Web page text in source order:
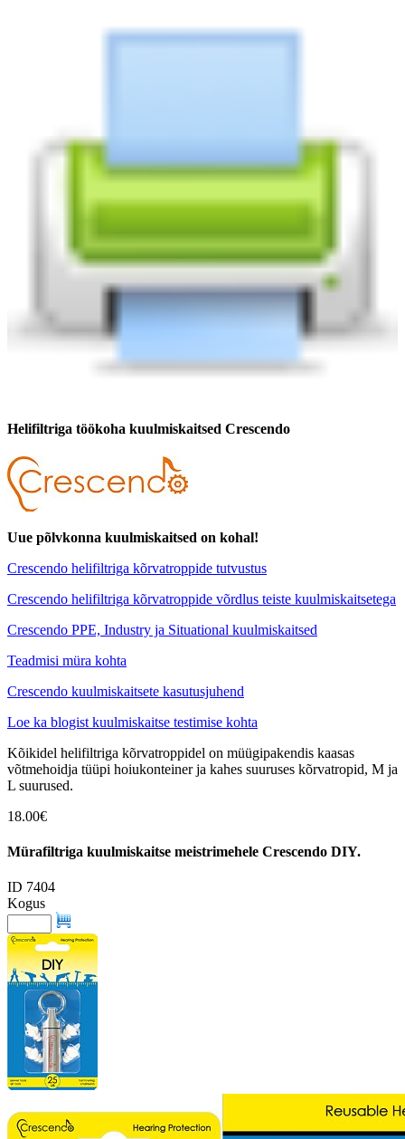
Helifiltriga töökoha kuulmiskaitsed Crescendo
Uue põlvkonna kuulmiskaitsed on kohal!
Crescendo helifiltriga kõrvatroppide tutvustus
Crescendo helifiltriga kõrvatroppide võrdlus teiste kuulmiskaitsetega
Crescendo PPE, Industry ja Situational kuulmiskaitsed
Teadmisi müra kohta
Crescendo kuulmiskaitsete kasutusjuhend
Loe ka blogist kuulmiskaitse testimise kohta
Kõikidel helifiltriga kõrvatroppidel on müügipakendis kaasas
võtmehoidja tüüpi hoiukonteiner ja kahes suuruses kõrvatropid, M ja
L suurused.
18.00€
Mürafiltriga kuulmiskaitse meistrimehele Crescendo DIY.
ID 7404
Kogus